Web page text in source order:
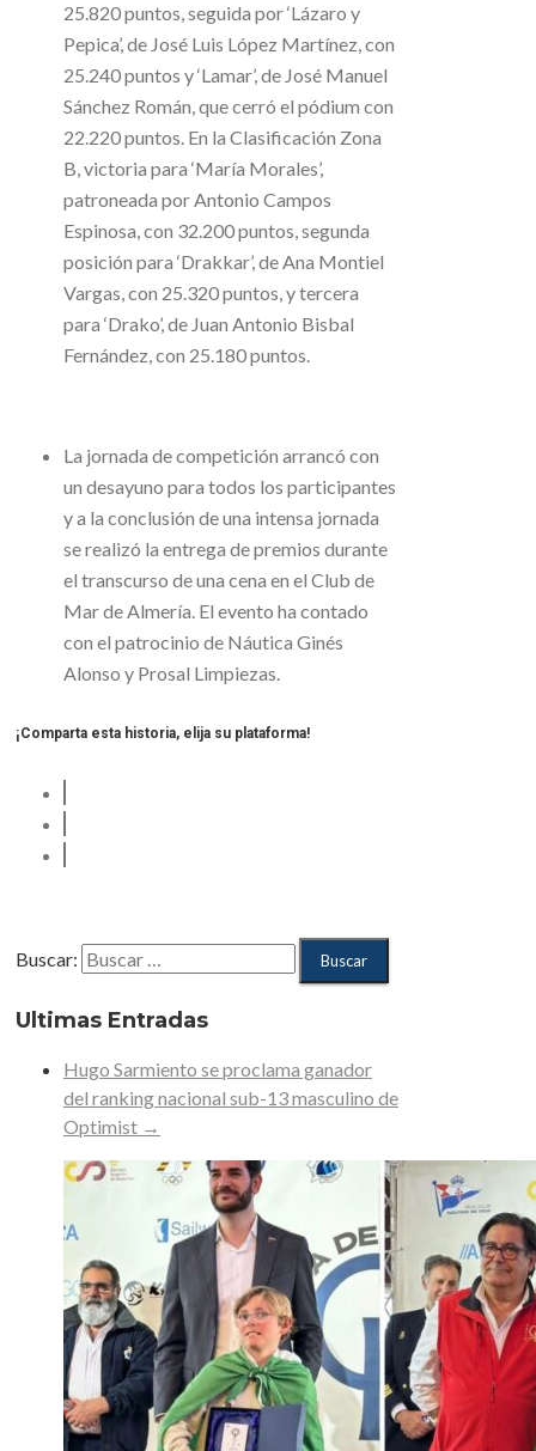
25.820 puntos, seguida por ‘Lázaro y
Pepica’, de José Luis López Martínez, con
25.240 puntos y ‘Lamar’, de José Manuel
Sánchez Román, que cerró el pódium con
22.220 puntos. En la Clasificación Zona
B, victoria para ‘María Morales’,
patroneada por Antonio Campos
Espinosa, con 32.200 puntos, segunda
posición para ‘Drakkar’, de Ana Montiel
Vargas, con 25.320 puntos, y tercera
para ‘Drako’, de Juan Antonio Bisbal
Fernández, con 25.180 puntos.
La jornada de competición arrancó con
un desayuno para todos los participantes
y a la conclusión de una intensa jornada
se realizó la entrega de premios durante
el transcurso de una cena en el Club de
Mar de Almería. El evento ha contado
con el patrocinio de Náutica Ginés
Alonso y Prosal Limpiezas.
¡Comparta esta historia, elija su plataforma!
Buscar:
Ultimas Entradas
Hugo Sarmiento se proclama ganador
del ranking nacional sub-13 masculino de
Optimist →